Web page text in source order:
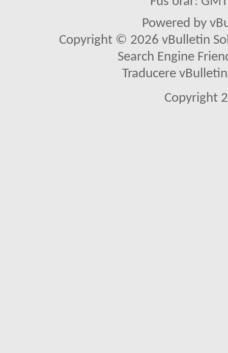
Powered by
Copyright © 2026 vBulletin
Search Engine
Traducere
Copyright